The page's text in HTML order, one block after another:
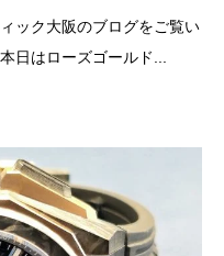
ック大阪のブログをご覧い
日はローズゴールド...